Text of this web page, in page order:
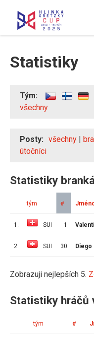
Statistiky
Tým:
všechny
Posty: všechny |
útočníci
Statistiky
tým #
1. SUI 1
2. SUI 30 Diego
Zobrazuji nejlepších 5.
Statistiky hráčů
tým #